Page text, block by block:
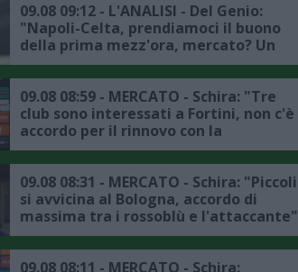
09.08 09:12 - L'ANALISI - Del Genio:
"Napoli-Celta, prendiamoci il buono
della prima mezz'ora, mercato? Un
jolly va preso per spostare Olivera"
09.08 08:59 - MERCATO - Schira: "Tre
club sono interessati a Fortini, non c'è
accordo per il rinnovo con la
Fiorentina"
09.08 08:31 - MERCATO - Schira: "Piccoli
si avvicina al Bologna, accordo di
massima tra i rossoblù e l'attaccante"
09.08 08:11 - MERCATO - Schira: